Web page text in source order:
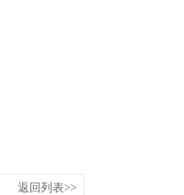
返回列表>>